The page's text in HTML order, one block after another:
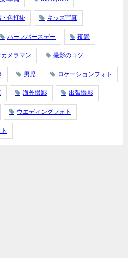
・色打掛 キッズ写真
ハーフバースデー 夜景
メラマン 撮影のコツ
男児 ロケーションフォト
海外撮影 出張撮影
ウエディングフォト